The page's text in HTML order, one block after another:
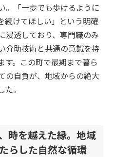
。「一歩でも歩けるように
続けてほしい」という明確
浸透しており、専門職のみ
介助技術と共通の意識を持
す。この町で最期まで暮ら
の自負が、地域からの絶大
。
時を越えた縁。地域
らした自然な循環